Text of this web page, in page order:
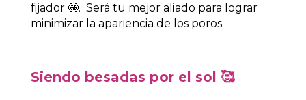
fijador 🤩. Será tu mejor aliado para lograr
minimizar la apariencia de los poros.
Siendo besadas por el sol 🥰